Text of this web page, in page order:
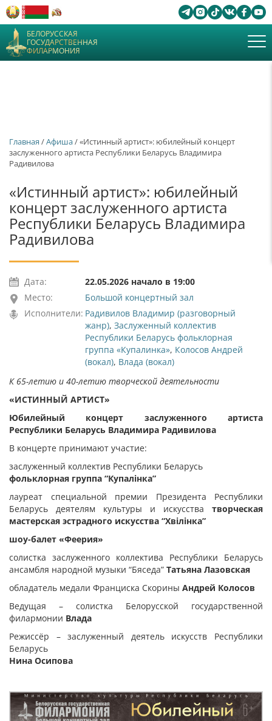
БЕЛОРУССКАЯ
ГОСУДАРСТВЕННАЯ
ФИЛАРМОНИЯ
Главная /Афиша/ «Истинный артист»: юбилейный концерт
заслуженного артиста Республики Беларусь Владимира
Радивилова
«Истинный артист»: юбилейный
концерт заслуженного артиста
Республики Беларусь Владимира
Радивилова
Дата:
22.05.2026 начало в 19:00
Место:
Большой концертный зал
Исполнители: Радивилов Владимир (разговорный
жанр), Заслуженный коллектив
Республики Беларусь фольклорная
группа «Купалинка», Колосов Андрей
(вокал), Влада (вокал)
К 65-летию и 40-летию творческой деятельности
«ИСТИННЫЙ АРТИСТ»
Юбилейный концерт заслуженного артиста
Республики Беларусь Владимира Радивилова
В концерте принимают участие:
заслуженный коллектив Республики Беларусь
фольклорная группа “Купалінка”
лауреат специальной премии Президента Республики
Беларусь деятелям культуры и искусства творческая
мастерская эстрадного искусства “Хвілінка”
шоу-балет «Феерия»
солистка заслуженного коллектива Республики Беларусь
ансамбля народной музыки “Бяседа” Татьяна Лазовская
обладатель медали Франциска Скорины Андрей Колосов
Ведущая – солистка Белорусской государственной
филармонии Влада
Режиссёр – заслуженный деятель искусств Республики
Беларусь
Нина Осипова